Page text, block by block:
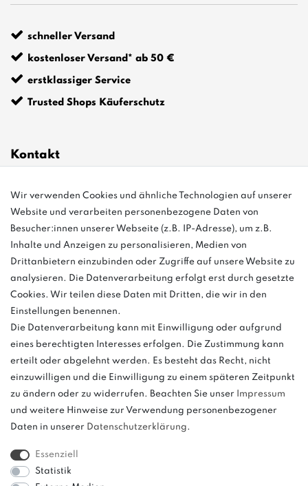
schneller Versand
kostenloser Versand* ab 50 €
erstklassiger Service
Trusted Shops Käuferschutz
Kontakt
info@bonvenon.de
03763 4048350
Montag - Freitag, 08:00 - 16:00
Anrufe aus dem dt. Festnetz zum Ortstarif, Preise aus dem Mobilfunknetz
ggf. abweichend (abhängig vom Provider).
und
weitere.
Wir verwenden Cookies und ähnliche Technologien auf unserer
Website und verarbeiten personenbezogene Daten von
Besucher:innen unserer Webseite (z.B. IP-Adresse), um z.B.
Inhalte und Anzeigen zu personalisieren, Medien von
Drittanbietern einzubinden oder Zugriffe auf unsere Website zu
analysieren. Die Datenverarbeitung erfolgt erst durch gesetzte
Cookies. Wir teilen diese Daten mit Dritten, die wir in den
Einstellungen benennen.
Die Datenverarbeitung kann mit Einwilligung oder aufgrund
eines berechtigten Interesses erfolgen. Die Zustimmung kann
erteilt oder abgelehnt werden. Es besteht das Recht, nicht
einzuwilligen und die Einwilligung zu einem späteren Zeitpunkt
zu ändern oder zu widerrufen. Beachten Sie unser
Impressum
und weitere Hinweise zur Verwendung personenbezogener
Daten in unserer Daten­schutz­erklärung.
Essenziell
Statistik
Sinne einer Preisermäßigung, sondern lediglich
einen Preisvergleich zur unverbindlichen